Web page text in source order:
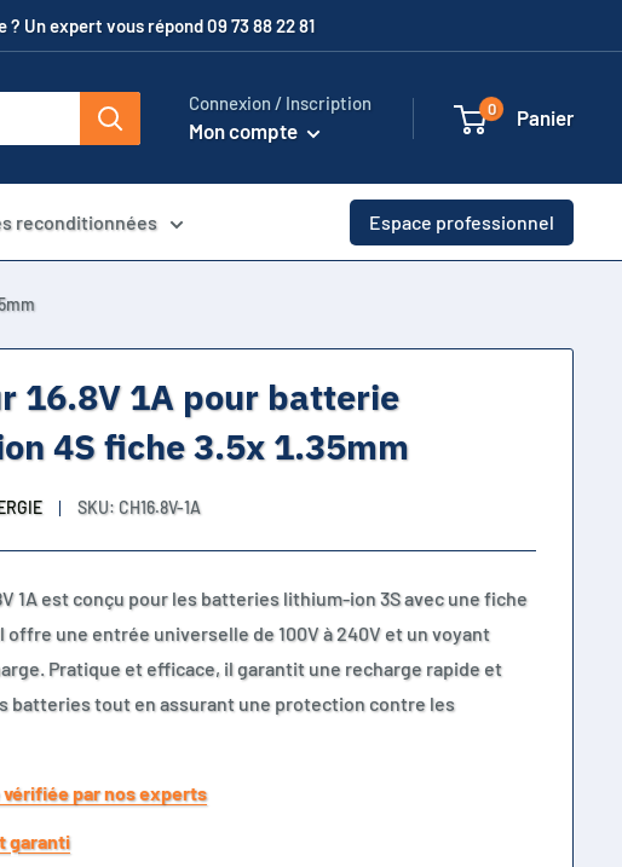
Un expert vous répond 09 73 88 22 81
Connexion / Inscription
Mon compte
0 Panier
reconditionnées Espace professionnel
16.8V 1A pour batterie
4S fiche 3.5x 1.35mm
SKU: CH16.8V-1A
1A est conçu pour les batteries lithium-ion 3S avec une fiche
offre une entrée universelle de 100V à 240V et un voyant
Pratique et efficace, il garantit une recharge rapide et
batteries tout en assurant une protection contre les
par nos experts
garanti